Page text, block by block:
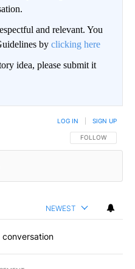
and relevant. You
by clicking here
idea, please submit it
FOLLOW THIS
FOLLOW
LOG IN SIGN UP
NEWEST